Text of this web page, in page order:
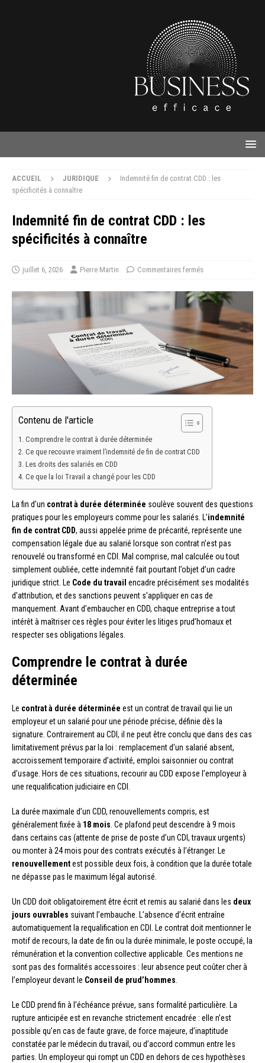
ACCUEIL JURIDIQUE
Indemnité fin de contrat CDD : les
spécificités à connaître
Indemnité fin de contrat CDD : les
spécificités à connaître
juillet 6, 2026 Pierre Martin Commentaires fermés
Contenu de l'article
Comprendre le contrat à durée déterminée
Ce que recouvre vraiment l’indemnité de fin de contrat CDD
Les droits des salariés en CDD
Ce que la loi Travail a changé pour les CDD
La fin d’un contrat à durée déterminée soulève souvent des questions
pratiques pour les employeurs comme pour les salariés. L’indemnité
fin de contrat CDD, aussi appelée prime de précarité, représente une
compensation légale due au salarié lorsque son contrat n’est pas
renouvelé ou transformé en CDI. Mal comprise, mal calculée ou tout
simplement oubliée, cette indemnité fait pourtant l’objet d’un cadre
juridique strict. Le Code du travail encadre précisément ses modalités
d’attribution, et des sanctions peuvent s’appliquer en cas de
manquement. Avant d’embaucher en CDD, chaque entreprise a tout
intérêt à maîtriser ces règles pour éviter les litiges prud’homaux et
respecter ses obligations légales.
Comprendre le contrat à durée
déterminée
Le contrat à durée déterminée est un contrat de travail qui lie un
employeur et un salarié pour une période précise, définie dès la
signature. Contrairement au CDI, il ne peut être conclu que dans des cas
limitativement prévus par la loi : remplacement d’un salarié absent,
accroissement temporaire d’activité, emploi saisonnier ou contrat
d’usage. Hors de ces situations, recourir au CDD expose l’employeur à
une requalification judiciaire en CDI.
La durée maximale d’un CDD, renouvellements compris, est
généralement fixée à 18 mois . Ce plafond peut descendre à 9 mois
dans certains cas (attente de prise de poste d’un CDI, travaux urgents)
ou monter à 24 mois pour des contrats exécutés à l’étranger. Le
renouvellementest possible deux fois, à condition que la durée totale
ne dépasse pas le maximum légal autorisé.
Un CDD doit obligatoirement être écrit et remis au salarié dans les deux
jours ouvrables suivant l’embauche. L’absence d’écrit entraîne
automatiquement la requalification en CDI. Le contrat doit mentionner le
motif de recours, la date de fin ou la durée minimale, le poste occupé, la
rémunération et la convention collective applicable. Ces mentions ne
sont pas des formalités accessoires : leur absence peut coûter cher à
l’employeur devant le Conseil de prud’hommes
Le CDD prend fin à l’échéance prévue, sans formalité particulière. La
rupture anticipée est en revanche strictement encadrée : elle n’est
possible qu’en cas de faute grave, de force majeure, d’inaptitude
constatée par le médecin du travail, ou d’accord commun entre les
parties. Un employeur qui rompt un CDD en dehors de ces hypothèses